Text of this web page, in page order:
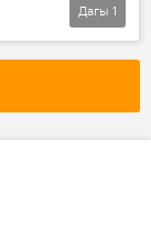
Дагы 1